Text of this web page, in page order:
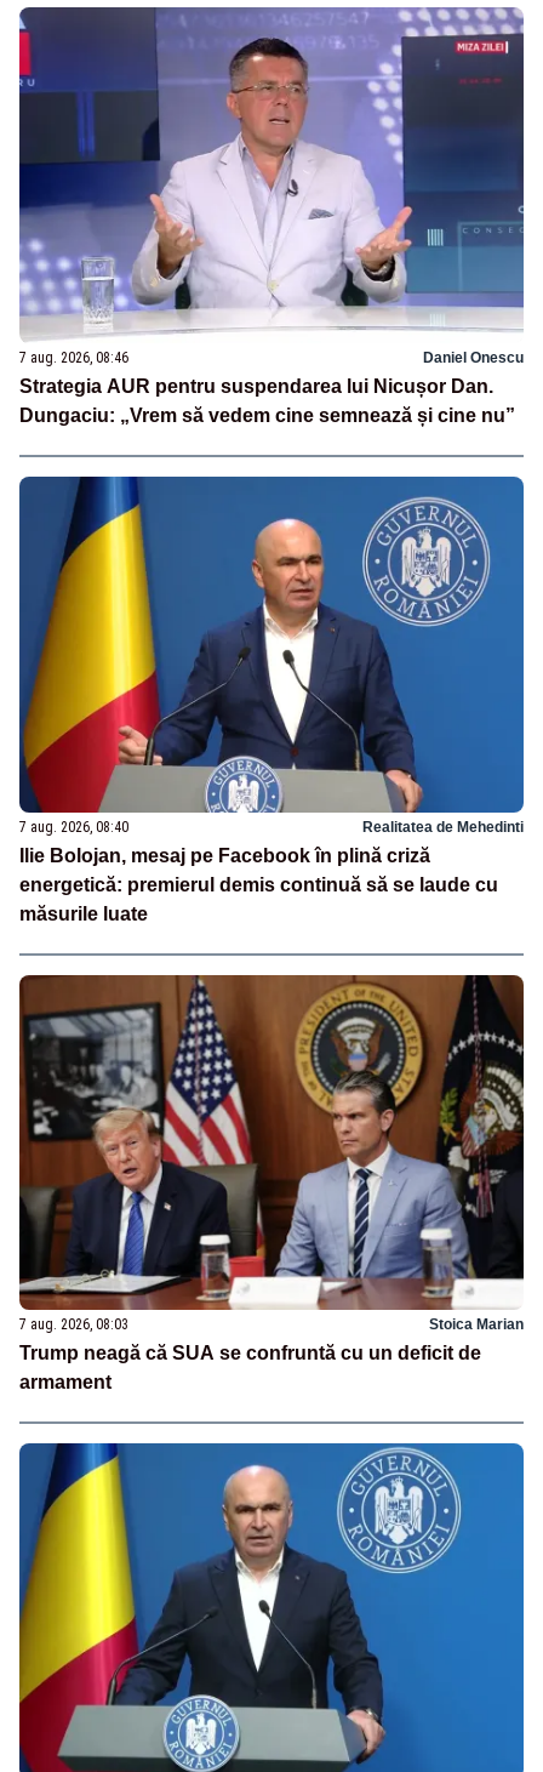
7 aug. 2026, 08:46 Daniel Onescu
Strategia AUR pentru suspendarea lui Nicușor Dan.
Dungaciu: „Vrem să vedem cine semnează și cine nu”
7 aug. 2026, 08:40 Realitatea de Mehedinti
Ilie Bolojan, mesaj pe Facebook în plină criză
energetică: premierul demis continuă să se laude cu
măsurile luate
7 aug. 2026, 08:03 Stoica Marian
Trump neagă că SUA se confruntă cu un deficit de
armament